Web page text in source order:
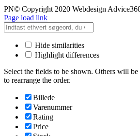
PN© Copyright 2020 Webdesign
Page load link
Hide similarities
Highlight differences
Select the fields to be shown. Others will
to rearrange the order.
Billede
Varenummer
Rating
Price